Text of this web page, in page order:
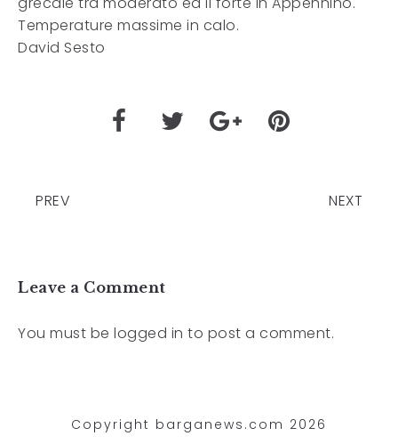
Temperature massime in calo.
David Sesto
PREV NEXT
Leave a Comment
You must be logged in to post a comment.
Copyright barganews.com 2026